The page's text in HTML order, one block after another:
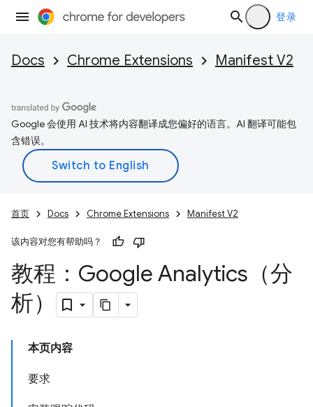
登录
Docs Chrome Extensions Manifest V2
Google 会使用 AI 技术将内容翻译成您偏好的语言。AI 翻译可能包
含错误。
首页 Docs Chrome Extensions Manifest V2
该内容对您有帮助吗？
教程：Google Analytics（分
析）
本页内容
要求